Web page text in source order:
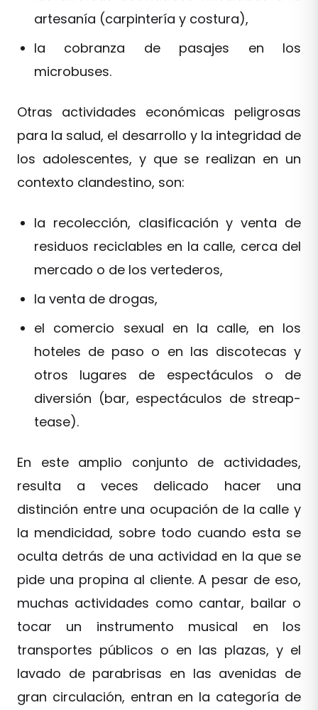
artesanía (carpintería y costura),
la cobranza de pasajes en los
microbuses.
Otras actividades económicas peligrosas
para la salud, el desarrollo y la integridad de
los adolescentes, y que se realizan en un
contexto clandestino, son:
la recolección, clasificación y venta de
residuos reciclables en la calle, cerca del
mercado o de los vertederos,
la venta de drogas,
el comercio sexual en la calle, en los
hoteles de paso o en las discotecas y
otros lugares de espectáculos o de
diversión (bar, espectáculos de streap-
tease).
En este amplio conjunto de actividades,
resulta a veces delicado hacer una
distinción entre una ocupación de la calle y
la mendicidad, sobre todo cuando esta se
oculta detrás de una actividad en la que se
pide una propina al cliente. A pesar de eso,
muchas actividades como cantar, bailar o
tocar un instrumento musical en los
transportes públicos o en las plazas, y el
lavado de parabrisas en las avenidas de
gran circulación, entran en la categoría de